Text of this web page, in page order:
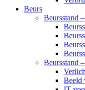
Beurs
Beursstand
Beursstand
Beeld